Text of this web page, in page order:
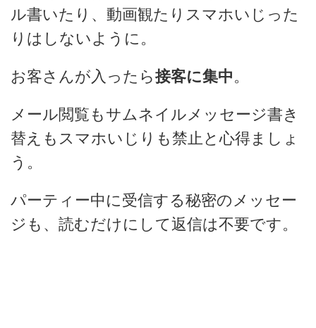
ル書いたり、動画観たりスマホいじった
りはしないように。
お客さんが入ったら接客に集中。
メール閲覧もサムネイルメッセージ書き
替えもスマホいじりも禁止と心得ましょ
う。
パーティー中に受信する秘密のメッセー
ジも、読むだけにして返信は不要です。